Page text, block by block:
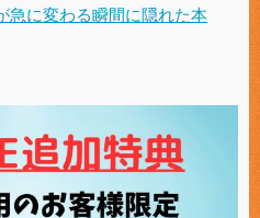
急に変わる瞬間に隠れた本